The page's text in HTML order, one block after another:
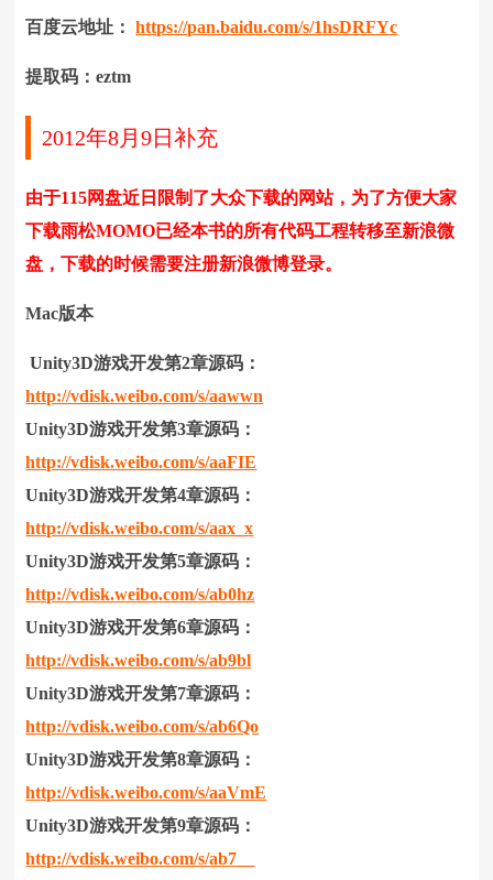
百度云地址：https://pan.baidu.com/s/1hsDRFYc
提取码：eztm
2012年8月9日补充
由于115网盘近日限制了大众下载的网站，为了方便大家
下载雨松MOMO已经本书的所有代码工程转移至新浪微
盘，下载的时候需要注册新浪微博登录。
Mac版本
Unity3D游戏开发第2章源码：
http://vdisk.weibo.com/s/aawwn
Unity3D游戏开发第3章源码：
http://vdisk.weibo.com/s/aaFIE
Unity3D游戏开发第4章源码：
http://vdisk.weibo.com/s/aax_x
Unity3D游戏开发第5章源码：
http://vdisk.weibo.com/s/ab0hz
Unity3D游戏开发第6章源码：
http://vdisk.weibo.com/s/ab9bl
Unity3D游戏开发第7章源码：
http://vdisk.weibo.com/s/ab6Qo
Unity3D游戏开发第8章源码：
http://vdisk.weibo.com/s/aaVmE
Unity3D游戏开发第9章源码：
http://vdisk.weibo.com/s/ab7__